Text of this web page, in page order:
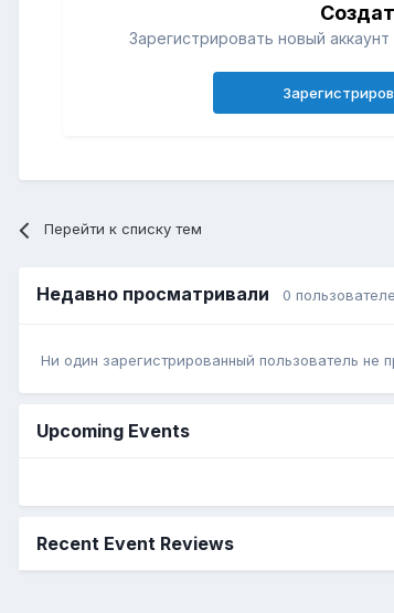
Зарегистрировать новый
Перейти к списку тем
Недавно просматривали 0
Ни один зарегистрированный пользователь не
Upcoming Events
Recent Event Reviews